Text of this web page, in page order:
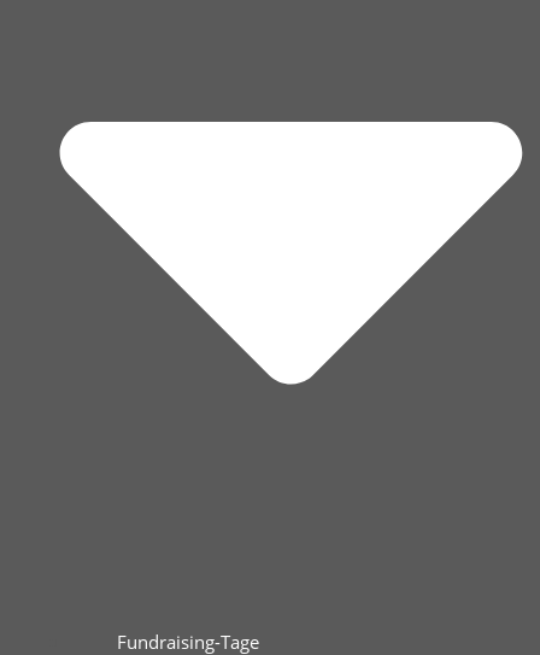
Fundraising-Tage